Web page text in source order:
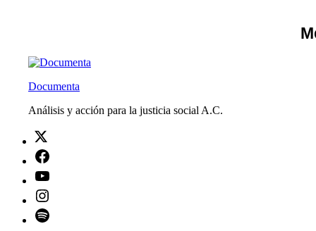
Documenta
Análisis y acción para la justicia social A.C.